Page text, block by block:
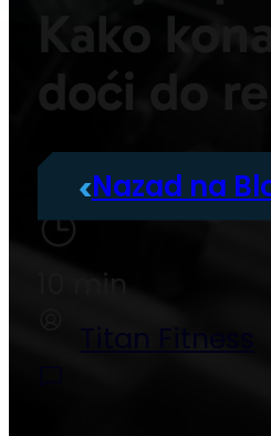
Kako
doći do
Nazad na
10 min